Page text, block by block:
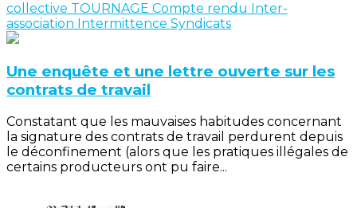
collective TOURNAGE Compte rendu
Inter-
association Intermittence Syndicats
Une enquête et une lettre ouverte sur les
contrats de travail
Constatant que les mauvaises habitudes concernant
la signature des contrats de travail perdurent depuis
le déconfinement (alors que les pratiques illégales de
certains producteurs ont pu faire...